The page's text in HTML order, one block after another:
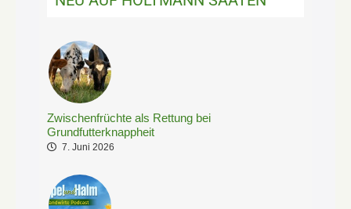
Zwischenfrüchte als Rettung bei
Grundfutterknappheit
7. Juni 2026